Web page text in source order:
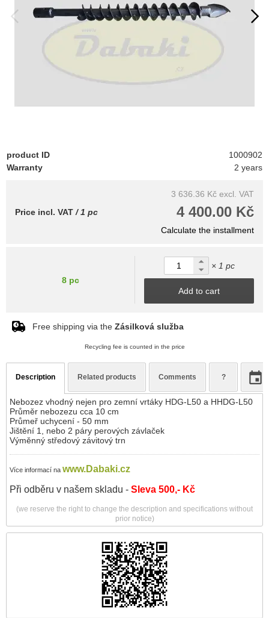
product ID
1000902
Warranty
2 years
3 636.36 Kč excl. VAT
4 400.00 Kč
Price incl. VAT / 1 pc
Calculate the installment
8 pc
× 1 pc
Add to cart
Free shipping via the Zásilková služba
Recycling fee is counted in the price
Description Related products Comments ?
Nebozez vhodný nejen pro zemní vrtáky HDG-L50 a HHDG-L50
Průměr nebozezu cca 10 cm
Průmeř uchycení - 50 mm
Jištění 1, nebo 2 páry perových závlaček
Výměnný středový závitový trn
Více informací na www.Dabaki.cz
Při odběru v našem skladu - Sleva 500,- Kč
(we reserve the right to change the description and specifications without
prior notice)